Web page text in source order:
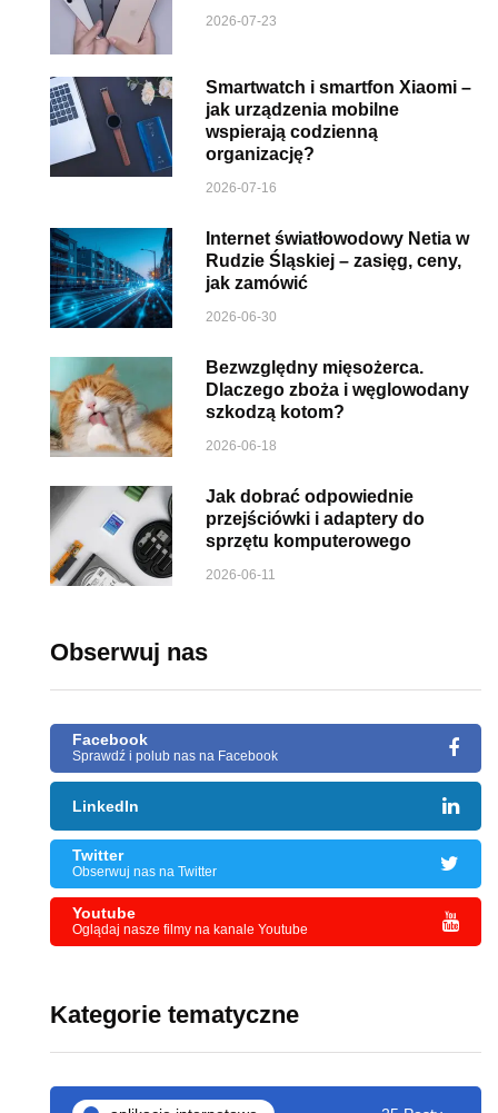
2026-07-23
Smartwatch i smartfon Xiaomi –
jak urządzenia mobilne
wspierają codzienną
organizację?
2026-07-16
Internet światłowodowy Netia w
Rudzie Śląskiej – zasięg, ceny,
jak zamówić
2026-06-30
Bezwzględny mięsożerca.
Dlaczego zboża i węglowodany
szkodzą kotom?
2026-06-18
Jak dobrać odpowiednie
przejściówki i adaptery do
sprzętu komputerowego
2026-06-11
Obserwuj nas
Facebook
Sprawdź i polub nas na Facebook
LinkedIn
Twitter
Obserwuj nas na Twitter
Youtube
Oglądaj nasze filmy na kanale Youtube
Kategorie tematyczne